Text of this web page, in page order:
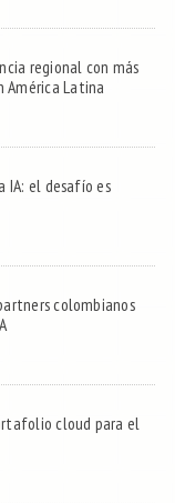
regional con más
América Latina
IA: el desafío es
colombianos
cloud para el